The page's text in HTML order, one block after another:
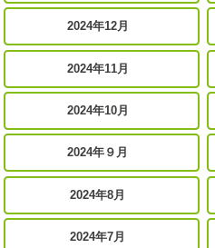
2024年12月
2024年11月
2024年10月
2024年９月
2024年8月
2024年7月